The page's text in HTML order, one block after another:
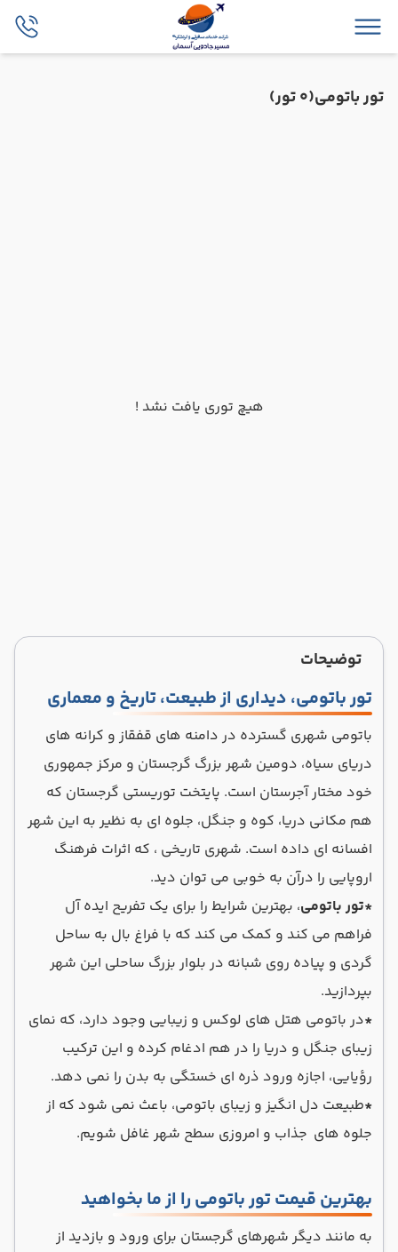
تور باتومی(0 تور)
هیچ توری یافت نشد !
توضیحات
تور باتومی، دیداری از طبیعت، تاریخ و معماری
باتومی شهری گسترده در دامنه های قفقاز و کرانه های
دریای سیاه، دومین شهر بزرگ گرجستان و مرکز جمهوری
خود مختار آجرستان است. پایتخت توریستی گرجستان که
هم مکانی دریا، کوه و جنگل، جلوه ای به نظیر به این شهر
افسانه ای داده است. شهری تاریخی ، که اثرات فرهنگ
اروپایی را درآن به خوبی می توان دید.
*تور باتومی، بهترین شرایط را برای یک تفریح ایده آل
فراهم می کند و کمک می کند که با فراغ بال به ساحل
گردی و پیاده روی شبانه در بلوار بزرگ ساحلی این شهر
بپردازید.
*در باتومی هتل های لوکس و زیبایی وجود دارد، که نمای
زیبای جنگل و دریا را در هم ادغام کرده و این ترکیب
رؤیایی، اجازه ورود ذره ای خستگی به بدن را نمی دهد.
*طبیعت دل انگیز و زیبای باتومی، باعث نمی شود که از
جلوه های جذاب و امروزی سطح شهر غافل شویم.
بهترین قیمت تور باتومی را از ما بخواهید
به مانند دیگر شهرهای گرجستان برای ورود و بازدید از